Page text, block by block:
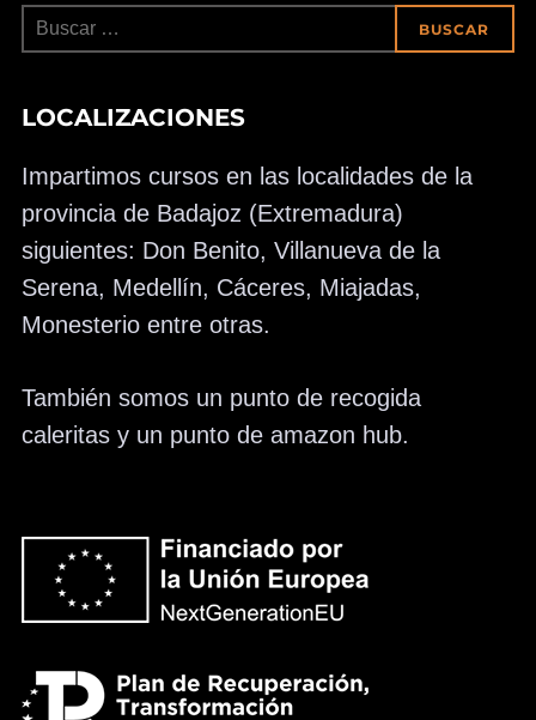
Buscar:
BUSCAR
LOCALIZACIONES
Impartimos cursos en las localidades de la
provincia de Badajoz (Extremadura)
siguientes: Don Benito, Villanueva de la
Serena, Medellín, Cáceres, Miajadas,
Monesterio entre otras.
También somos un punto de recogida
caleritas y un punto de amazon hub.